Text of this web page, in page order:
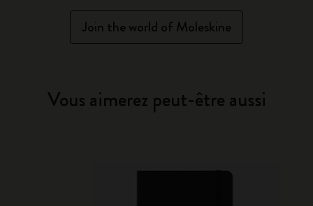
Join the world of Moleskine
Vous aimerez peut-être aussi